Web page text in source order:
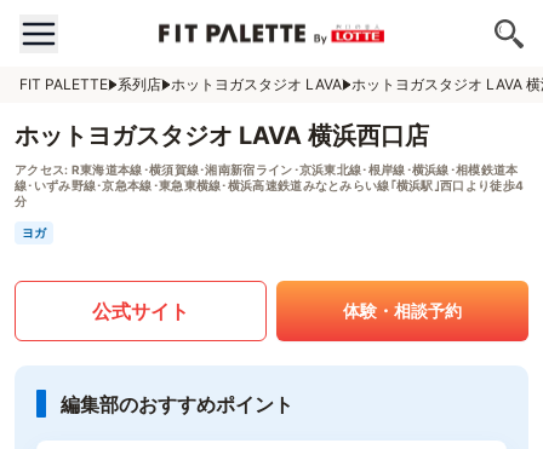
FIT PALETTE 系列店 ホットヨガスタジオ LAVA ホットヨガスタジオ LAVA
ホットヨガスタジオ LAVA 横浜西口店
アクセス: R東海道本線･横須賀線･湘南新宿ライン･京浜東北線･根岸線･横浜線･相模鉄道本
線･いずみ野線･京急本線･東急東横線･横浜高速鉄道みなとみらい線｢横浜駅｣西口より徒歩4
分
ヨガ
公式サイト 体験・相談予約
編集部のおすすめポイント